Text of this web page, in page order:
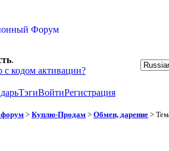
.
с кодом активации?
ТэгиВойтиРегистрация
форум > Куплю-Продам > Обмен, дарение >